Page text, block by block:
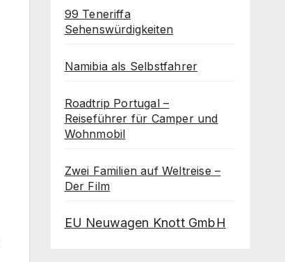
99 Teneriffa
Sehenswürdigkeiten
Namibia als Selbstfahrer
Roadtrip Portugal –
Reiseführer für Camper und
Wohnmobil
Zwei Familien auf Weltreise –
Der Film
EU Neuwagen Knott GmbH